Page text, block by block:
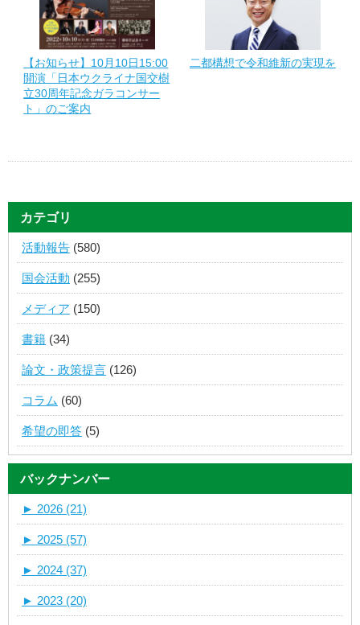
【お知らせ】10月10日15:00
開演「日本ウクライナ国交樹
立30周年記念ガラコンサー
ト」のご案内
二都構想で令和維新の実現を
カテゴリ
活動報告 (580)
国会活動 (255)
メディア (150)
書籍 (34)
論文・政策提言 (126)
コラム (60)
希望の即答 (5)
バックナンバー
► 2026 (21)
► 2025 (57)
► 2024 (37)
► 2023 (20)